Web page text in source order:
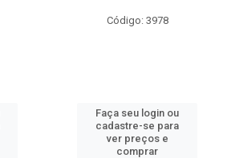
Código: 3978
Faça seu login ou
cadastre-se para
ver preços e
comprar